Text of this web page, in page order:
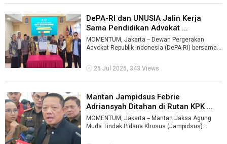
DePA-RI dan UNUSIA Jalin Kerja
Sama Pendidikan Advokat ...
MOMENTUM, Jakarta -- Dewan Pergerakan
Advokat Republik Indonesia (DePA-RI) bersama
25 Jul 2026, 343 Views
Mantan Jampidsus Febrie
Adriansyah Ditahan di Rutan KPK ...
MOMENTUM, Jakarta -- Mantan Jaksa Agung
Muda Tindak Pidana Khusus (Jampidsus)
ditah ...